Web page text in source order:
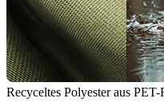
Recyceltes Polyester aus PET-